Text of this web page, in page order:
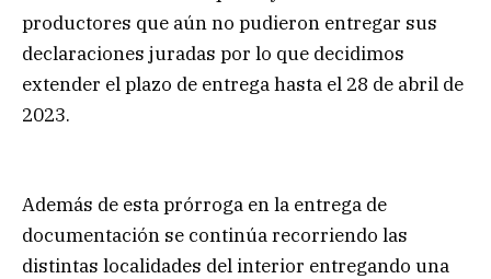
productores que aún no pudieron entregar sus
declaraciones juradas por lo que decidimos
extender el plazo de entrega hasta el 28 de abril de
2023.
Además de esta prórroga en la entrega de
documentación se continúa recorriendo las
distintas localidades del interior entregando una